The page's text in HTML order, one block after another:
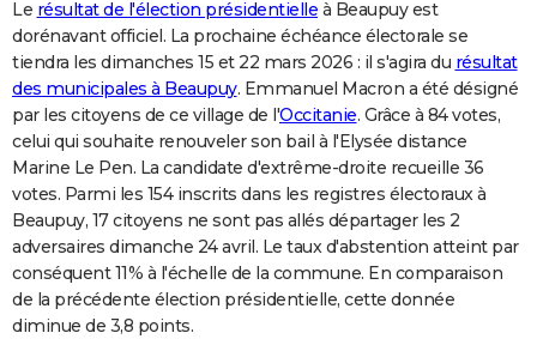
Le résultat de l'élection présidentielle à Beaupuy est
dorénavant officiel. La prochaine échéance électorale se
tiendra les dimanches 15 et 22 mars 2026 : il s'agira du résultat
des municipales à Beaupuy. Emmanuel Macron a été désigné
par les citoyens de ce village de l'Occitanie. Grâce à 84 votes,
celui qui souhaite renouveler son bail à l'Elysée distance
Marine Le Pen. La candidate d'extrême-droite recueille 36
votes. Parmi les 154 inscrits dans les registres électoraux à
Beaupuy, 17 citoyens ne sont pas allés départager les 2
adversaires dimanche 24 avril. Le taux d'abstention atteint par
conséquent 11% à l'échelle de la commune. En comparaison
de la précédente élection présidentielle, cette donnée
diminue de 3,8 points.